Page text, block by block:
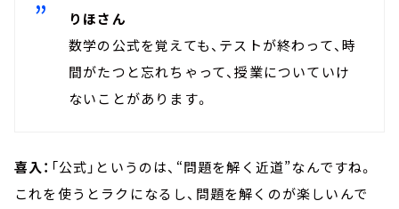
りほさん
数学の公式を覚えても、テストが終わって、時
間がたつと忘れちゃって、授業についていけ
ないことがあります。
喜入： 「公式」というのは、“問題を解く近道”なんですね。
これを使うとラクになるし、問題を解くのが楽しいんで